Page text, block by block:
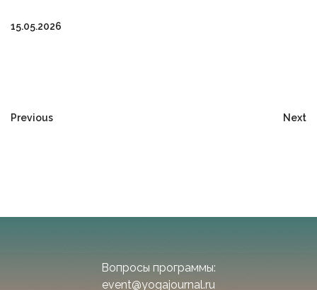
15.05.2026
Previous Next
Вопросы программы:
event@yogajournal.ru